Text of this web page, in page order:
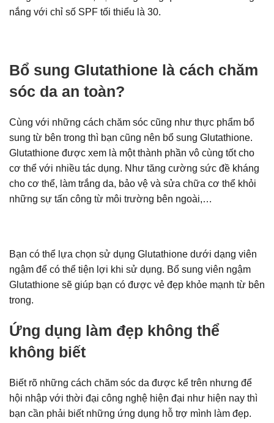
nắng với chỉ số SPF tối thiểu là 30.
Bổ sung Glutathione là cách chăm
sóc da an toàn?
Cùng với những cách chăm sóc cũng như thực phẩm bổ
sung từ bên trong thì bạn cũng nên bổ sung Glutathione.
Glutathione được xem là một thành phần vô cùng tốt cho
cơ thể với nhiều tác dụng. Như tăng cường sức đề kháng
cho cơ thể, làm trắng da, bảo vệ và sửa chữa cơ thể khỏi
những sự tấn công từ môi trường bên ngoài,…
Bạn có thể lựa chọn sử dụng Glutathione dưới dạng viên
ngậm để có thể tiện lợi khi sử dụng. Bổ sung viên ngậm
Glutathione sẽ giúp bạn có được vẻ đẹp khỏe mạnh từ bên
trong.
Ứng dụng làm đẹp không thể
không biết
Biết rõ những cách chăm sóc da được kể trên nhưng để
hội nhập với thời đại công nghệ hiện đại như hiện nay thì
bạn cần phải biết những ứng dụng hỗ trợ mình làm đẹp.